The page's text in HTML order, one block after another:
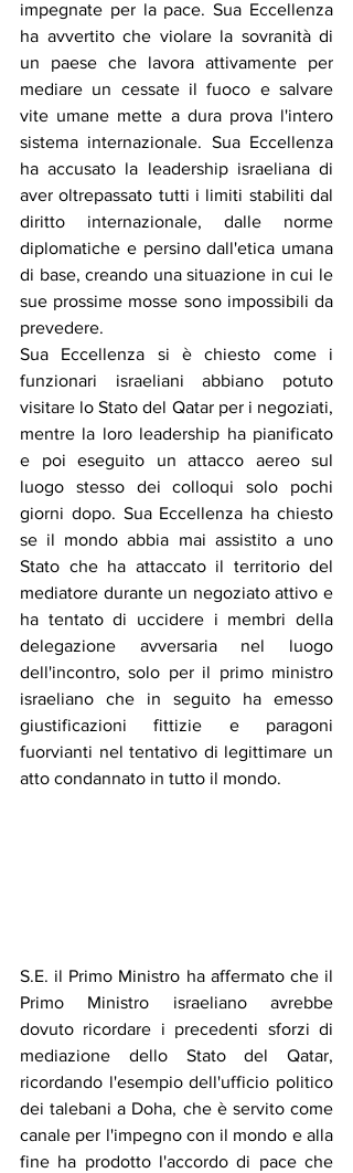
impegnate per la pace. Sua Eccellenza
ha avvertito che violare la sovranità di
un paese che lavora attivamente per
mediare un cessate il fuoco e salvare
vite umane mette a dura prova l'intero
sistema internazionale. Sua Eccellenza
ha accusato la leadership israeliana di
aver oltrepassato tutti i limiti stabiliti dal
diritto internazionale, dalle norme
diplomatiche e persino dall'etica umana
di base, creando una situazione in cui le
sue prossime mosse sono impossibili da
prevedere.
Sua Eccellenza si è chiesto come i
funzionari israeliani abbiano potuto
visitare lo Stato del Qatar per i negoziati,
mentre la loro leadership ha pianificato
e poi eseguito un attacco aereo sul
luogo stesso dei colloqui solo pochi
giorni dopo. Sua Eccellenza ha chiesto
se il mondo abbia mai assistito a uno
Stato che ha attaccato il territorio del
mediatore durante un negoziato attivo e
ha tentato di uccidere i membri della
delegazione avversaria nel luogo
dell'incontro, solo per il primo ministro
israeliano che in seguito ha emesso
giustificazioni fittizie e paragoni
fuorvianti nel tentativo di legittimare un
atto condannato in tutto il mondo.
S.E. il Primo Ministro ha affermato che il
Primo Ministro israeliano avrebbe
dovuto ricordare i precedenti sforzi di
mediazione dello Stato del Qatar,
ricordando l'esempio dell'ufficio politico
dei talebani a Doha, che è servito come
canale per l'impegno con il mondo e alla
fine ha prodotto l'accordo di pace che